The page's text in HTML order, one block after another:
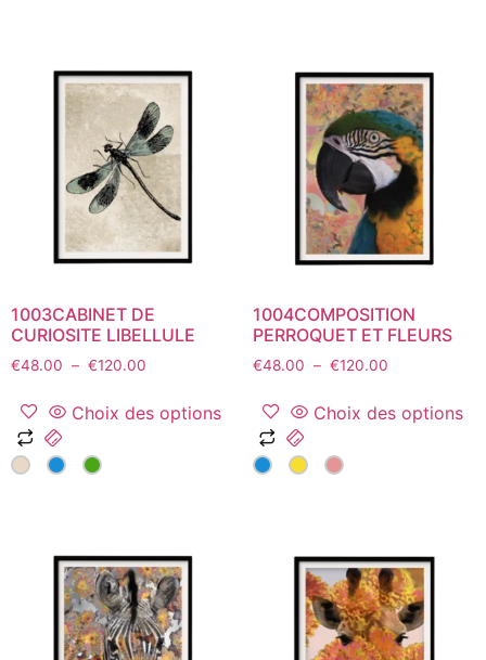
Les
options
peuvent
être
choisies
sur
la
page
produit
Les
options
peuvent
être
choisies
sur
la
page
produit
1003CABINET DE
CURIOSITE LIBELLULE
€48.00 – €120.00
prix :
€48.00
Choix des options
Ce
produit
Les
options
peuvent
être
1004COMPOSITION
PERROQUET ET FLEURS
€48.00 – €120.00Plage
prix :
€48.00
Choix des options
Ce
produit
Les
options
peuvent
être